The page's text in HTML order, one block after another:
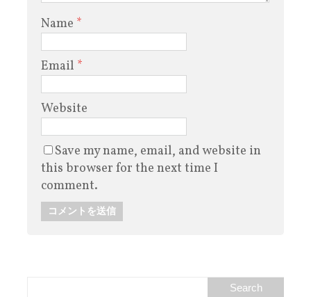
Name *
Email *
Website
Save my name, email, and website in
this browser for the next time I
comment.